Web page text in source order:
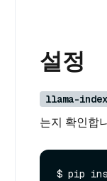
설정
llama-index
는지 확인합
$ pip